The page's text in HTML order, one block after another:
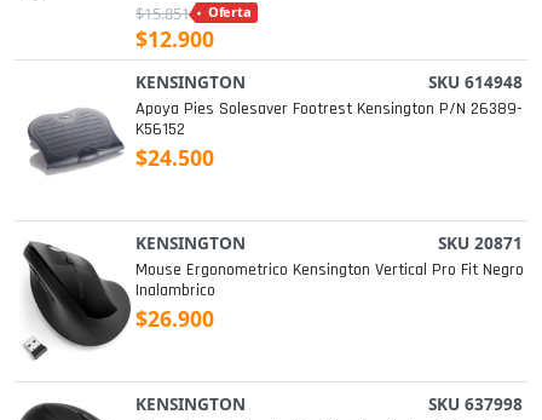
$15.851 Oferta
$12.900
KENSINGTON SKU 614948
Apoya Pies Solesaver Footrest Kensington P/n 26389-
K56152
$24.500
KENSINGTON SKU 20871
Mouse Ergonometrico Kensington Vertical Pro Fit Negro
Inalambrico
$26.900
KENSINGTON SKU 637998